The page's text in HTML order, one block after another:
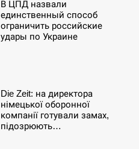
В ЦПД назвали
единственный способ
ограничить российские
удары по Украине
Die Zeit: на директора
німецької оборонної
компанії готували замах,
підозрюють…